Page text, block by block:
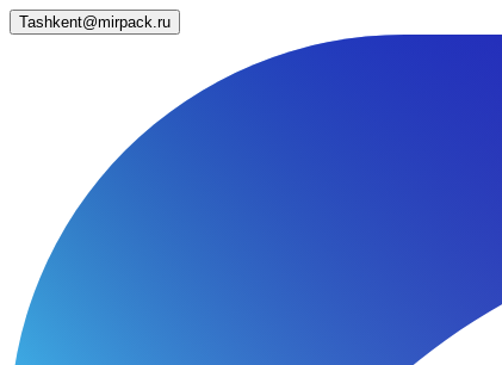
Tashkent@mirpack.ru